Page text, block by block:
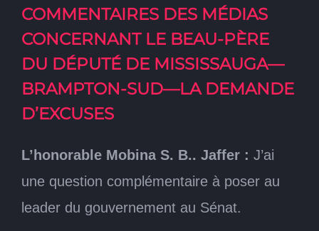
COMMENTAIRES DES MÉDIAS
CONCERNANT LE BEAU-PÈRE
DU DÉPUTÉ DE MISSISSAUGA—
BRAMPTON-SUD—LA DEMANDE
D’EXCUSES
L’honorable Mobina S. B.. Jaffer : J’ai
une question complémentaire à poser au
leader du gouvernement au Sénat.